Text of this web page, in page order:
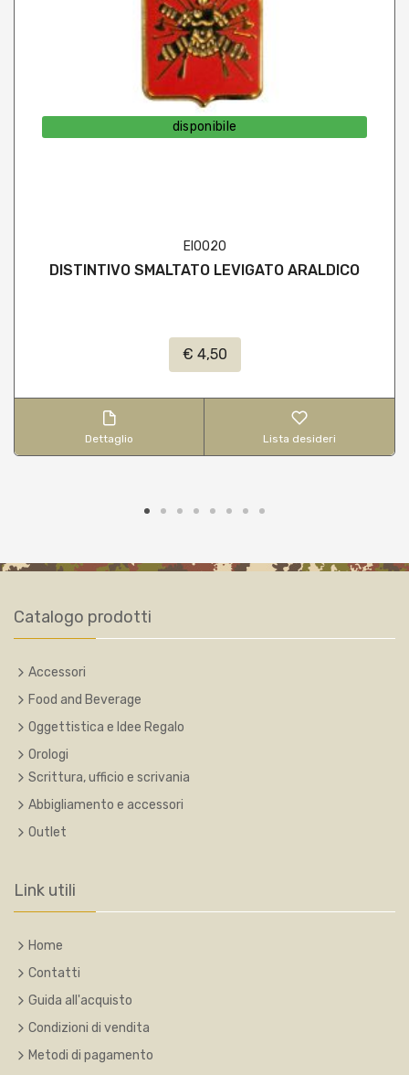
disponibile
EI0020
DISTINTIVO SMALTATO LEVIGATO ARALDICO
€ 4,50
Dettaglio Lista desideri
Catalogo prodotti
Accessori
Food and Beverage
Oggettistica e Idee Regalo
Orologi
Scrittura, ufficio e scrivania
Abbigliamento e accessori
Outlet
Link utili
Home
Contatti
Guida all'acquisto
Condizioni di vendita
Metodi di pagamento